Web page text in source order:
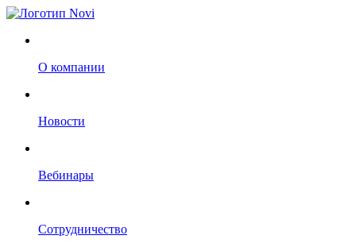
О компании
Новости
Вебинары
Сотрудничество